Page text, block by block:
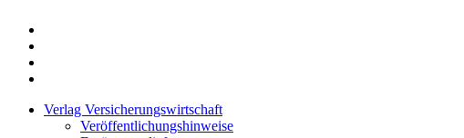
Verlag Versicherungswirtschaft
Veröffentlichungshinweise